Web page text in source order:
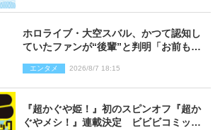
ホロライブ・大空スバル、かつて認知し
ていたファンが“後輩”と判明「お前もし
エンタメ 2026/8/7 18:15
『超かぐや姫！』初のスピンオフ『超か
ぐやメシ！』連載決定 ビビビコミック